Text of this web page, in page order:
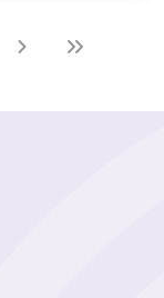
伴成長。